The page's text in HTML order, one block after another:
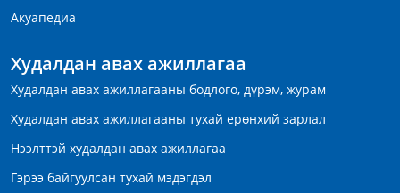
Акуапедиа
Худалдан авах ажиллагаа
Худалдан авах ажиллагааны бодлого, дүрэм, журам
Худалдан авах ажиллагааны тухай ерөнхий зарлал
Нээлттэй худалдан авах ажиллагаа
Гэрээ байгуулсан тухай мэдэгдэл